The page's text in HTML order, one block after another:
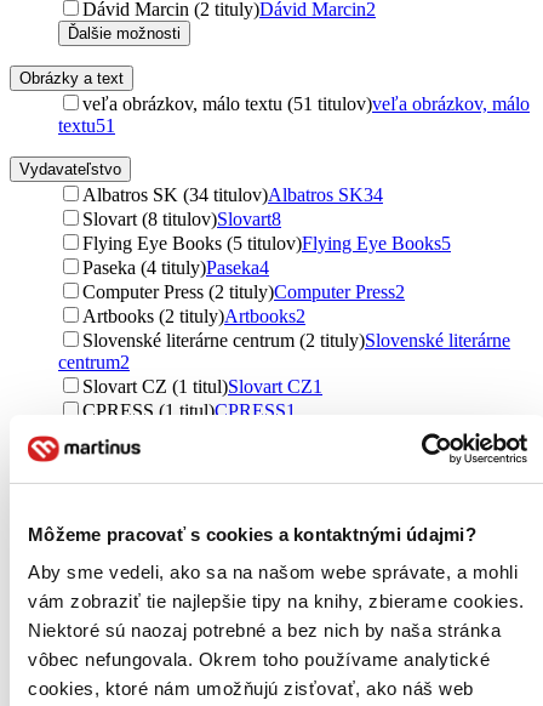
Môžeme pracovať s cookies a kontaktnými údajmi?
Aby sme vedeli, ako sa na našom webe správate, a mohli
vám zobraziť tie najlepšie tipy na knihy, zbierame cookies.
Niektoré sú naozaj potrebné a bez nich by naša stránka
vôbec nefungovala. Okrem toho používame analytické
cookies, ktoré nám umožňujú zisťovať, ako náš web
Dávid Marcin (2 tituly)Dávid Marcin2
Ďalšie možnosti
Obrázky a text
veľa obrázkov, málo textu (51 titulov)veľa obrázkov, málo
textu51
Vydavateľstvo
Albatros SK (34 titulov)Albatros SK34
Slovart (8 titulov)Slovart8
Flying Eye Books (5 titulov)Flying Eye Books5
Paseka (4 tituly)Paseka4
Computer Press (2 tituly)Computer Press2
Artbooks (2 tituly)Artbooks2
Slovenské literárne centrum (2 tituly)Slovenské literárne
centrum2
Slovart CZ (1 titul)Slovart CZ1
CPRESS (1 titul)CPRESS1
Folio (1 titul)
Ďalšie možnosti
pevná väzba (52 titulov)pevná väzba52
Zvláštna vlastnosť
Krajina čitateľov (18 titulov)Krajina čitateľov 18
Čitateľnosť
pre deti učiace sa čítať (10 titulov)pre deti učiace sa čítať